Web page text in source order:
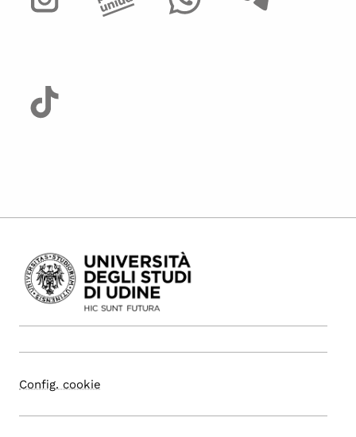
Config. cookie